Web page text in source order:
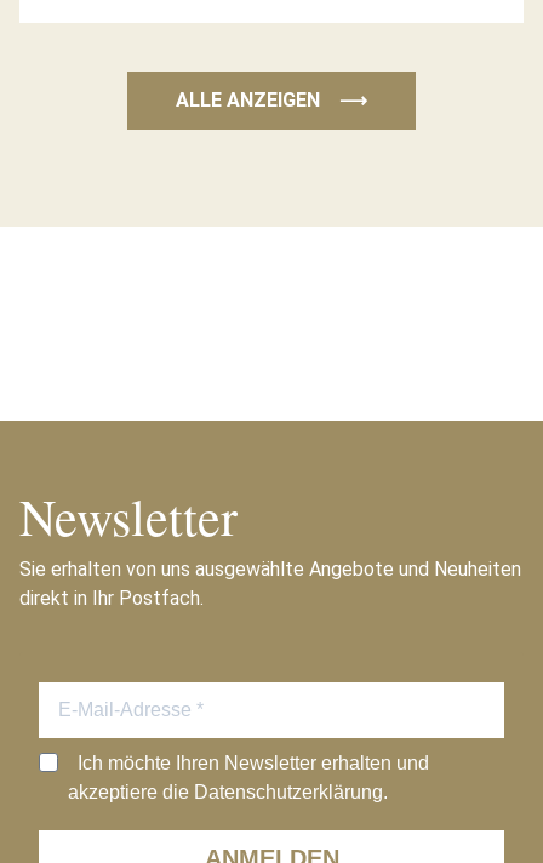
ALLE ANZEIGEN ⟶
Newsletter
Sie erhalten von uns ausgewählte Angebote und Neuheiten
direkt in Ihr Postfach.
Ich möchte Ihren Newsletter erhalten und
akzeptiere die Datenschutzerklärung.